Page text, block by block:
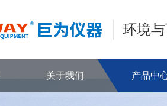
环境
关于我们 产品中